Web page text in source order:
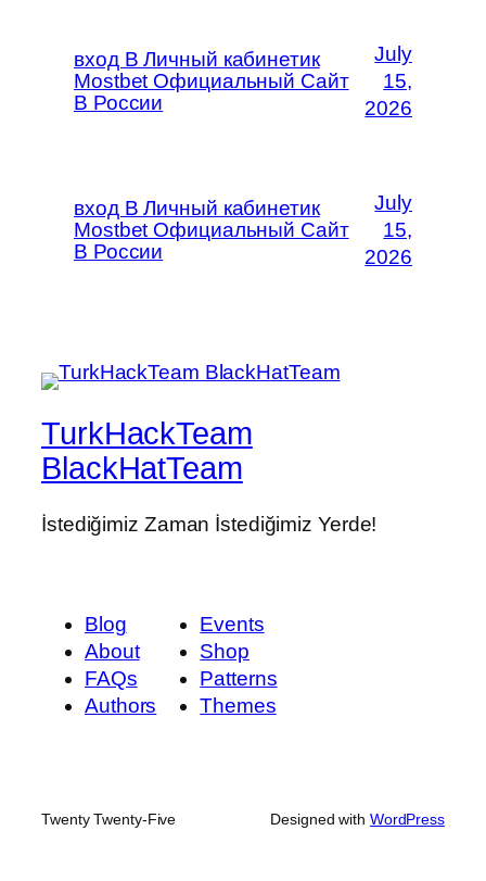
вход В Личный кабинетик
Mostbet Официальный Сайт
В России
July
15,
2026
вход В Личный кабинетик
Mostbet Официальный Сайт
В России
July
15,
2026
TurkHackTeam
BlackHatTeam
İstediğimiz Zaman İstediğimiz Yerde!
Blog
About
FAQs
Authors
Events
Shop
Patterns
Themes
Twenty Twenty-Five Designed with WordPress